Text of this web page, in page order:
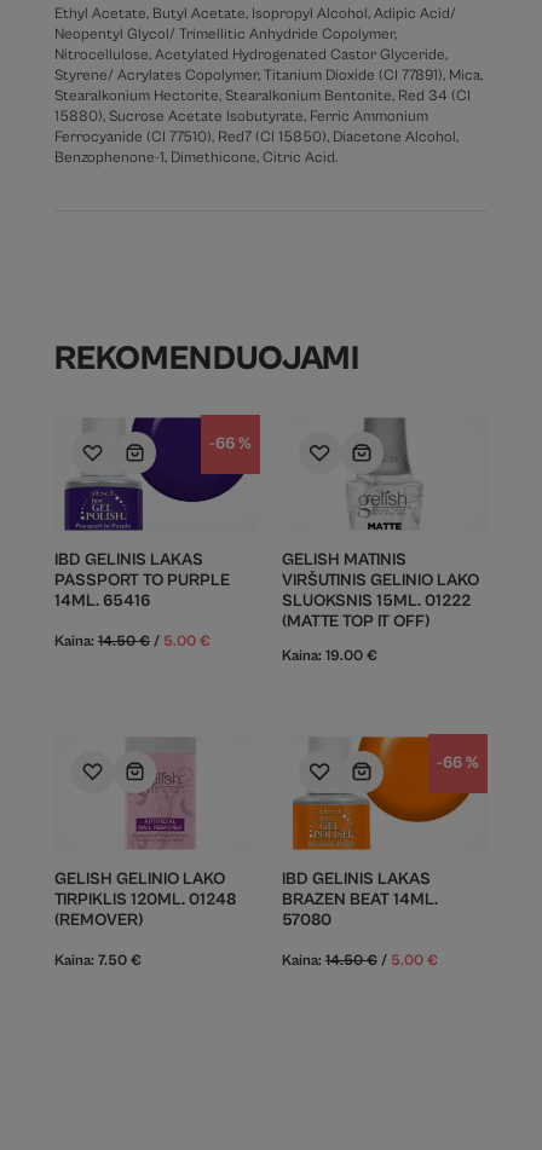
Ethyl Acetate, Butyl Acetate, Isopropyl Alcohol, Adipic Acid/
Neopentyl Glycol/ Trimellitic Anhydride Copolymer,
Nitrocellulose, Acetylated Hydrogenated Castor Glyceride,
Styrene/ Acrylates Copolymer, Titanium Dioxide (CI 77891), Mica,
Stearalkonium Hectorite, Stearalkonium Bentonite, Red 34 (CI
15880), Sucrose Acetate Isobutyrate, Ferric Ammonium
Ferrocyanide (CI 77510), Red7 (CI 15850), Diacetone Alcohol,
Benzophenone-1, Dimethicone, Citric Acid.
REKOMENDUOJAMI
-66 %
IBD GELINIS LAKAS
PASSPORT TO PURPLE
14ML. 65416
Kaina: 14.50€ / 5.00 €
GELISH MATINIS
VIRŠUTINIS GELINIO LAKO
SLUOKSNIS 15ML. 01222
(MATTE TOP IT OFF)
Kaina: 19.00 €
GELISH GELINIO LAKO
TIRPIKLIS 120ML. 01248
(REMOVER)
Kaina: 7.50 €
-66 %
IBD GELINIS LAKAS
BRAZEN BEAT 14ML.
57080
Kaina:14.50€ / 5.00 €